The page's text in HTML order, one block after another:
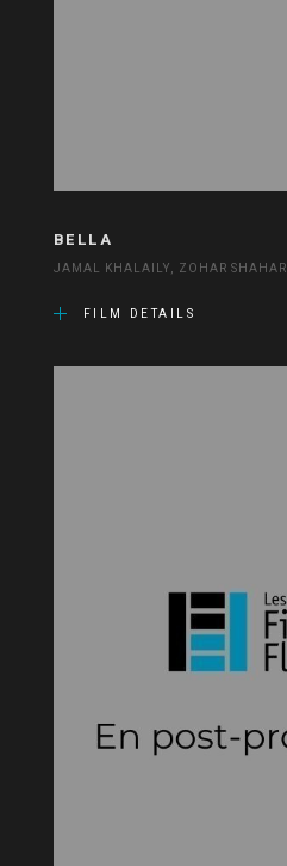
BELLA
JAMAL KHALAILY, ZOHAR SHAHAR
FILM DETAILS